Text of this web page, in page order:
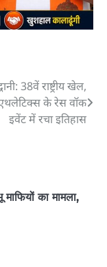
38वें राष्ट्रीय खेल,
के रेस वॉक
इवेंट में रचा इतिहास
का मामला,